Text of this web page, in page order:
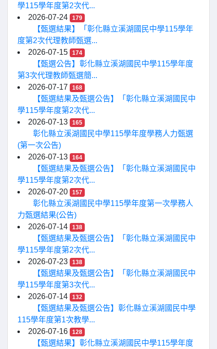
學115學年度第2次代...
2026-07-24
179
【甄選結果】「彰化縣立溪湖國民中學115學年
度第2次代理教師甄選...
2026-07-15
174
【甄選公告】彰化縣立溪湖國民中學115學年度
第3次代理教師甄選簡...
2026-07-17
168
【甄選結果及甄選公告】「彰化縣立溪湖國民中
學115學年度第2次代...
2026-07-13
165
彰化縣立溪湖國民中學115學年度學務人力甄選
(第一次公告)
2026-07-13
164
【甄選結果及甄選公告】「彰化縣立溪湖國民中
學115學年度第2次代...
2026-07-20
157
彰化縣立溪湖國民中學115學年度第一次學務人
力甄選結果(公告)
2026-07-14
138
【甄選結果及甄選公告】「彰化縣立溪湖國民中
學115學年度第2次代...
2026-07-23
138
【甄選結果及甄選公告】「彰化縣立溪湖國民中
學115學年度第3次代...
2026-07-14
132
【甄選結果及甄選公告】彰化縣立溪湖國民中學
115學年度第1次教學...
2026-07-16
128
【甄選結果】彰化縣立溪湖國民中學115學年度